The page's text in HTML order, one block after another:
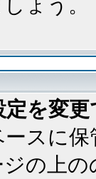
ょう。
を変
スに
の上